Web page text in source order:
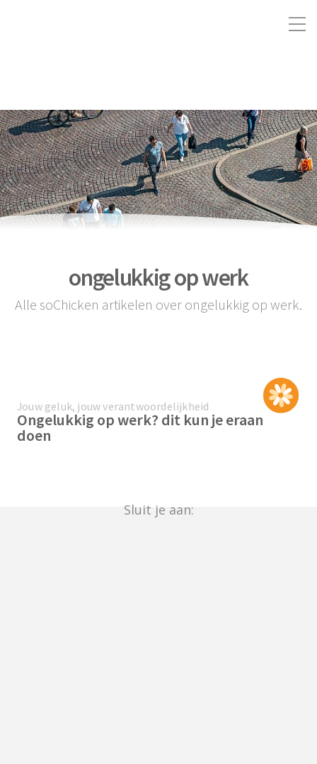
ongelukkig op werk
Alle soChicken artikelen over ongelukkig op werk.
Jouw geluk, jouw verantwoordelijkheid
Ongelukkig op werk? dit kun je eraan
doen
Sluit je aan: